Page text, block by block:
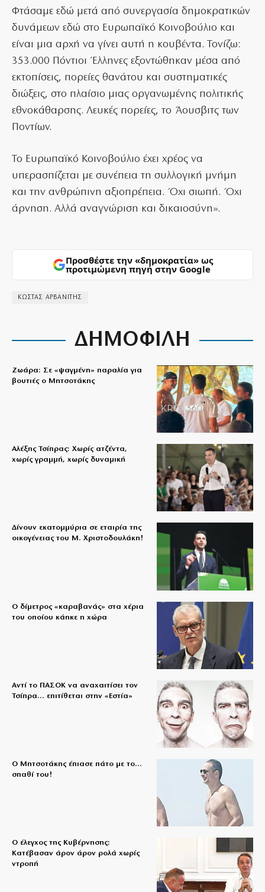
Φτάσαμε εδώ μετά από συνεργασία δημοκρατικών
δυνάμεων εδώ στο Ευρωπαϊκό Κοινοβούλιο και
είναι μια αρχή να γίνει αυτή η κουβέντα. Τονίζω:
353.000 Πόντιοι Έλληνες εξοντώθηκαν μέσα από
εκτοπίσεις, πορείες θανάτου και συστηματικές
διώξεις, στο πλαίσιο μιας οργανωμένης πολιτικής
εθνοκάθαρσης. Λευκές πορείες, το Άουσβιτς των
Ποντίων.
Το Ευρωπαϊκό Κοινοβούλιο έχει χρέος να
υπερασπίζεται με συνέπεια τη συλλογική μνήμη
και την ανθρώπινη αξιοπρέπεια. Όχι σιωπή. Όχι
άρνηση. Αλλά αναγνώριση και δικαιοσύνη».
Προσθέστε την «δημοκρατία» ως
προτιμώμενη πηγή στην Google
ΚΩΣΤΑΣ ΑΡΒΑΝΙΤΗΣ
ΔΗΜΟΦΙΛΗ
Ζωάρα: Σε «ψαγμένη» παραλία για
βουτιές ο Μητσοτάκης
Αλέξης Τσίπρας: Χωρίς ατζέντα,
χωρίς γραμμή, χωρίς δυναμική
Δίνουν εκατομμύρια σε εταιρία της
οικογένειας του Μ. Χριστοδουλάκη!
Ο δίμετρος «καραβανάς» στα χέρια
του οποίου κάηκε η χώρα
Αντί το ΠΑΣΟΚ να αναχαιτίσει τον
Τσίπρα… επιτίθεται στην «Εστία»
Ο Μητσοτάκης έπιασε πάτο με το…
σπαθί του!
Ο έλεγχος της Κυβέρνησης:
Κατέβασαν άρον άρον ρολά χωρίς
ντροπή